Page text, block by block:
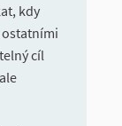
kdy
ostatními
cíl